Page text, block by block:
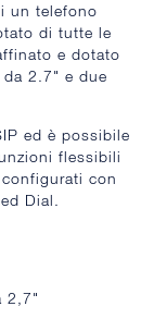
un telefono
di tutte le
e dotato
2.7" e due
ed è possibile
flessibili
con
Dial.
2,7"